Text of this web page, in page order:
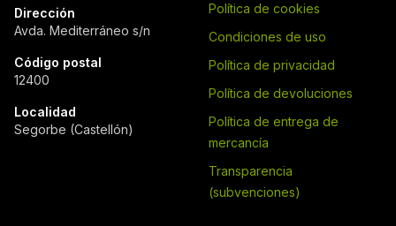
Dirección
Avda. Mediterráneo s/n
Código postal
12400
Localidad
Segorbe (Castellón)
Política de cookies
Condiciones de uso
Política de privacidad
Política de devoluciones
Política de entrega de
mercancía
Transparencia
(subvenciones)